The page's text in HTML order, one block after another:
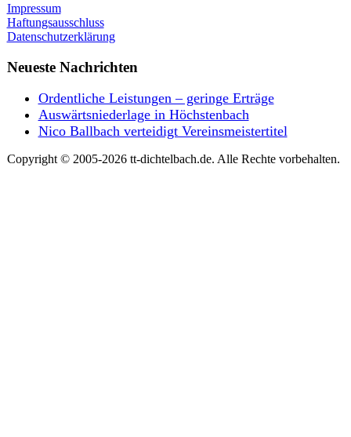
Impressum
Haftungsausschluss
Datenschutzerklärung
Neueste Nachrichten
Ordentliche Leistungen – geringe Erträge
Auswärtsniederlage in Höchstenbach
Nico Ballbach verteidigt Vereinsmeistertitel
Copyright © 2005-2026 tt-dichtelbach.de. Alle Rechte vorbehalten.